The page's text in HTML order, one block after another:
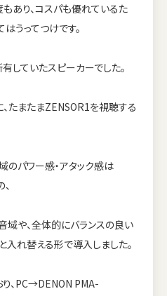
あり、コスパも優れているた
うってつけです。
していたスピーカーでした。
たまたまZENSOR1を視聴する
のパワー感・アタック感は
域や、全体的にバランスの良い
入れ替える形で導入しました。
、PC→DENON PMA-